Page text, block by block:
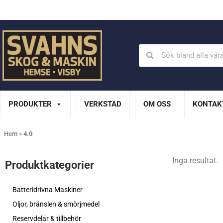
PRODUKTER VERKSTAD OM OSS
Hem » 4.0
Produktkategorier​
Batteridrivna Maskiner
Oljor, bränslen & smörjmedel
Reservdelar & tillbehör
Inga resultat.